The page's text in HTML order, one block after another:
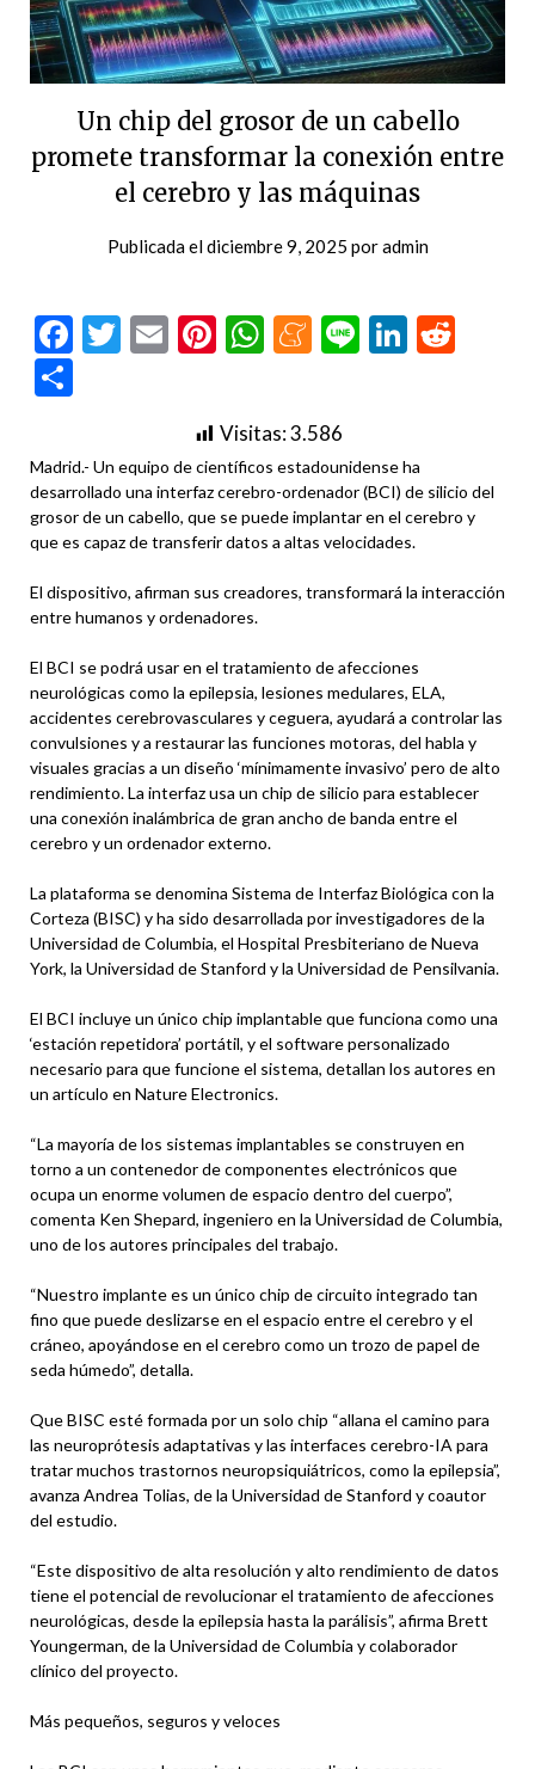
Un chip del grosor de un cabello
promete transformar la conexión entre
el cerebro y las máquinas
Publicada eldiciembre 9, 2025 poradmin
Facebook
Twitter
EmailPinterest
WhatsApp
Meneame
Line
Visitas:3.586
Madrid.- Un equipo de científicos estadounidense ha
desarrollado una interfaz cerebro-ordenador (BCI) de silicio del
grosor de un cabello, que se puede implantar en el cerebro y
que es capaz de transferir datos a altas velocidades.
El dispositivo, afirman sus creadores, transformará la interacción
entre humanos y ordenadores.
El BCI se podrá usar en el tratamiento de afecciones
neurológicas como la epilepsia, lesiones medulares, ELA,
accidentes cerebrovasculares y ceguera, ayudará a controlar las
convulsiones y a restaurar las funciones motoras, del habla y
visuales gracias a un diseño ‘mínimamente invasivo’ pero de alto
rendimiento. La interfaz usa un chip de silicio para establecer
una conexión inalámbrica de gran ancho de banda entre el
cerebro y un ordenador externo.
La plataforma se denomina Sistema de Interfaz Biológica con la
Corteza (BISC) y ha sido desarrollada por investigadores de la
Universidad de Columbia, el Hospital Presbiteriano de Nueva
York, la Universidad de Stanford y la Universidad de Pensilvania.
El BCI incluye un único chip implantable que funciona como una
‘estación repetidora’ portátil, y el software personalizado
necesario para que funcione el sistema, detallan los autores en
un artículo en Nature Electronics.
“La mayoría de los sistemas implantables se construyen en
torno a un contenedor de componentes electrónicos que
ocupa un enorme volumen de espacio dentro del cuerpo”,
comenta Ken Shepard, ingeniero en la Universidad de Columbia,
uno de los autores principales del trabajo.
“Nuestro implante es un único chip de circuito integrado tan
fino que puede deslizarse en el espacio entre el cerebro y el
cráneo, apoyándose en el cerebro como un trozo de papel de
seda húmedo”, detalla.
Que BISC esté formada por un solo chip “allana el camino para
las neuroprótesis adaptativas y las interfaces cerebro-IA para
tratar muchos trastornos neuropsiquiátricos, como la epilepsia”,
avanza Andrea Tolias, de la Universidad de Stanford y coautor
del estudio.
“Este dispositivo de alta resolución y alto rendimiento de datos
tiene el potencial de revolucionar el tratamiento de afecciones
neurológicas, desde la epilepsia hasta la parálisis”, afirma Brett
Youngerman, de la Universidad de Columbia y colaborador
clínico del proyecto.
Más pequeños, seguros y veloces